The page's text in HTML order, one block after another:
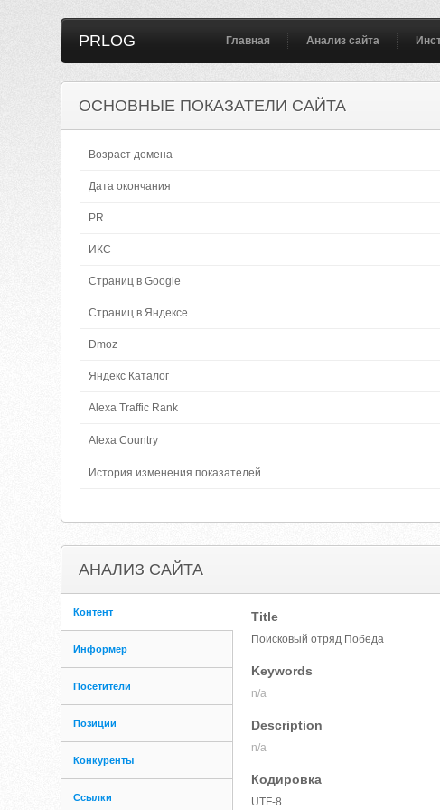
PRLOG Главная Анализ сайта
ОСНОВНЫЕ ПОКАЗАТЕЛИ САЙТА
Возраст домена
Дата окончания
PR
ИКС
Страниц в Google
Страниц в Яндексе
Dmoz
Яндекс Каталог
Alexa Traffic Rank
Alexa Country
История изменения показателей
АНАЛИЗ САЙТА
Контент
Информер
Посетители
Позиции
Конкуренты
Ссылки
Title
Поисковый отряд Победа
Keywords
n/a
Description
n/a
Кодировка
UTF-8